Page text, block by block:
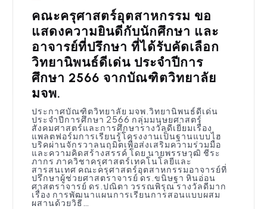
คณะครุศาสตร์อุตสาหกรรม ขอ
แสดงความยินดีกับนักศึกษา และ
อาจารย์ที่ปรึกษา ที่ได้รับคัดเลือก
วิทยานิพนธ์ดีเด่น ประจำปีการ
ศึกษา 2566 จากบัณฑิตวิทยาลัย
มจพ.
ประกาศบัณฑิตวิทยาลัย มจพ.วิทยานิพนธ์ดีเด่น
ประจำปีการศึกษา 2566 กลุ่มมนุษยศาสตร์
สังคมศาสตร์และการศึกษารางวัลดีเยี่ยมเรื่อง
แพลตฟอร์มการเรียนรู้โครงงานเป็นฐานแบบไฮ
บริคผ่านจักรวาลนฤมิตเพื่อส่งเสริมความร่วมมือ
และความคิดสร้างสรรค์ โดย นายพรรษวุฒิ ชีระ
ภากร ภาควิชาครุศาสตร์เทคโนโลยีและ
สารสนเทศ คณะครุศาสตร์อุตสาหกรรมอาจารย์ที่
ปรึกษาผู้ช่วยศาสตราจารย์ ดร.ขนิษฐา หินอ่อน
ศาสตราจารย์ ดร.ปณิตา วรรณพิรุณ รางวัลดีมาก
เรื่อง การพัฒนาแผนการเรียนการสอนแบบผสม
ผสานด้วยวิธี…